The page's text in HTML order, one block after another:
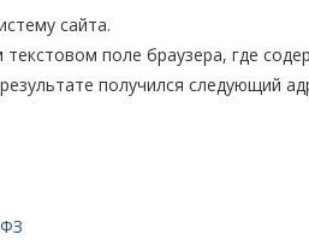
сайта.
поле браузера, где
получился следующий